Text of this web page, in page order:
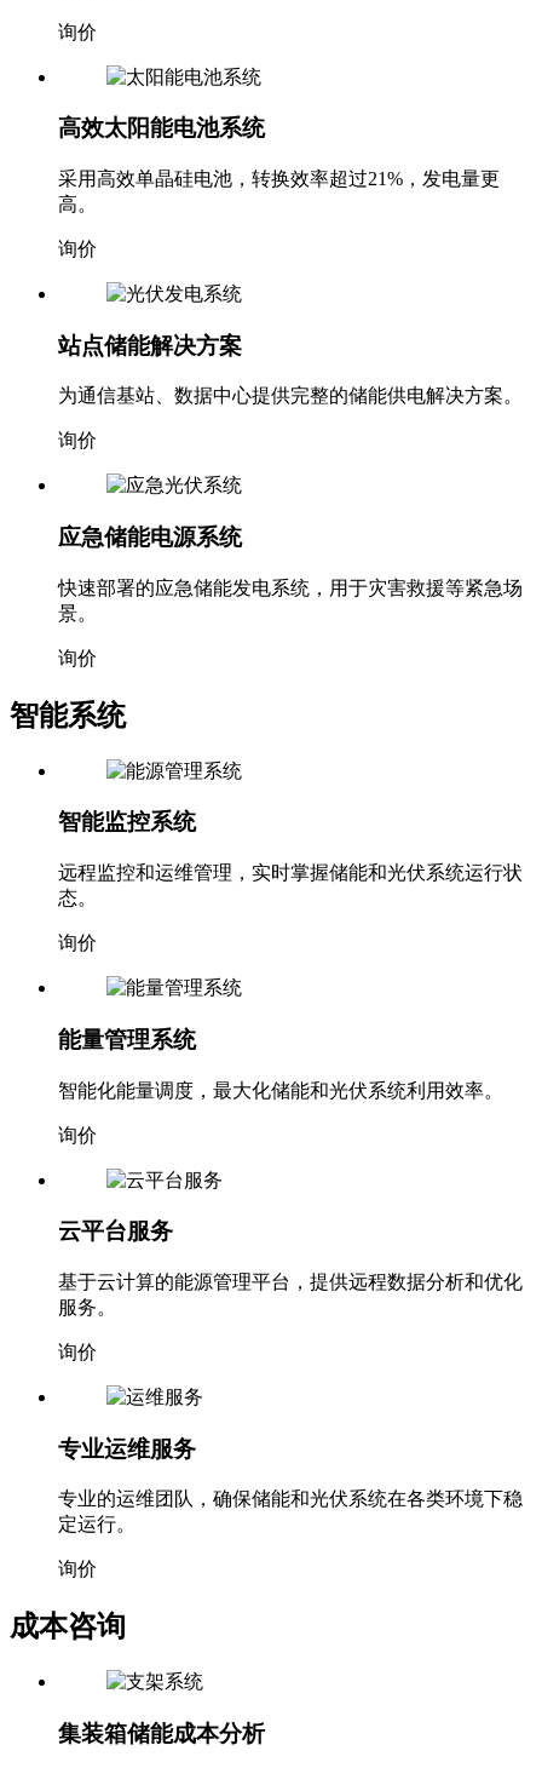
询价
高效太阳能电池系统
采用高效单晶硅电池，转换效率超过21%，发电量更
高。
询价
站点储能解决方案
为通信基站、数据中心提供完整的储能供电解决方案。
询价
应急储能电源系统
快速部署的应急储能发电系统，用于灾害救援等紧急场
景。
询价
智能系统
智能监控系统
远程监控和运维管理，实时掌握储能和光伏系统运行状
态。
询价
能量管理系统
智能化能量调度，最大化储能和光伏系统利用效率。
询价
云平台服务
基于云计算的能源管理平台，提供远程数据分析和优化
服务。
询价
专业运维服务
专业的运维团队，确保储能和光伏系统在各类环境下稳
定运行。
询价
成本咨询
集装箱储能成本分析